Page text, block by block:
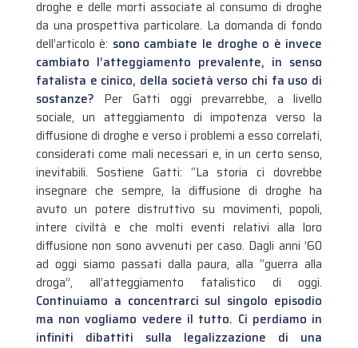
droghe e delle morti associate al consumo di droghe
da una prospettiva particolare. La domanda di fondo
dell’articolo è: sono cambiate le droghe o è invece
cambiato l’atteggiamento prevalente, in senso
fatalista e cinico, della società verso chi fa uso di
sostanze? Per Gatti oggi prevarrebbe, a livello
sociale, un atteggiamento di impotenza verso la
diffusione di droghe e verso i problemi a esso correlati,
considerati come mali necessari e, in un certo senso,
inevitabili. Sostiene Gatti: “La storia ci dovrebbe
insegnare che sempre, la diffusione di droghe ha
avuto un potere distruttivo su movimenti, popoli,
intere civiltà e che molti eventi relativi alla loro
diffusione non sono avvenuti per caso. Dagli anni ’60
ad oggi siamo passati dalla paura, alla “guerra alla
droga”, all’atteggiamento fatalistico di oggi.
Continuiamo a concentrarci sul singolo episodio
ma non vogliamo vedere il tutto. Ci perdiamo in
infiniti dibattiti sulla legalizzazione di una